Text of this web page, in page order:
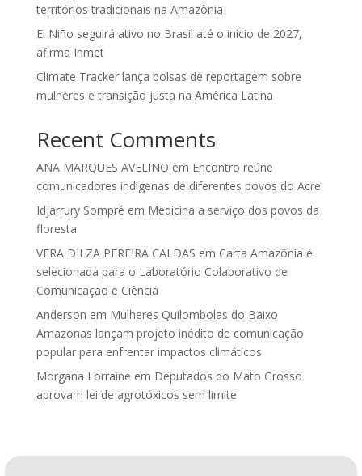
territórios tradicionais na Amazônia
El Niño seguirá ativo no Brasil até o início de 2027,
afirma Inmet
Climate Tracker lança bolsas de reportagem sobre
mulheres e transição justa na América Latina
Recent Comments
ANA MARQUES AVELINO em Encontro reúne
comunicadores indigenas de diferentes povos do Acre
Idjarrury Sompré em Medicina a serviço dos povos da
floresta
VERA DILZA PEREIRA CALDAS em Carta Amazônia é
selecionada para o Laboratório Colaborativo de
Comunicação e Ciência
Anderson em Mulheres Quilombolas do Baixo
Amazonas lançam projeto inédito de comunicação
popular para enfrentar impactos climáticos
Morgana Lorraine em Deputados do Mato Grosso
aprovam lei de agrotóxicos sem limite